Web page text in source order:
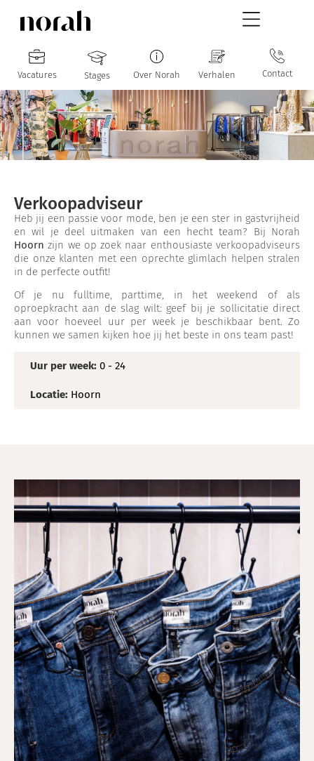
Vacatures Stages Over Norah Verhalen Contact
Verkoopadviseur
Heb jij een passie voor mode, ben je een ster in gastvrijheid
en wil je deel uitmaken van een hecht team? Bij Norah
Hoornzijn we op zoek naar enthousiaste verkoopadviseurs
die onze klanten met een oprechte glimlach helpen stralen
in de perfecte outfit!
Of je nu fulltime, parttime, in het weekend of als
oproepkracht aan de slag wilt: geef bij je sollicitatie direct
aan voor hoeveel uur per week je beschikbaar bent. Zo
kunnen we samen kijken hoe jij het beste in ons team past!
Uur per week: 0 - 24
Locatie: Hoorn